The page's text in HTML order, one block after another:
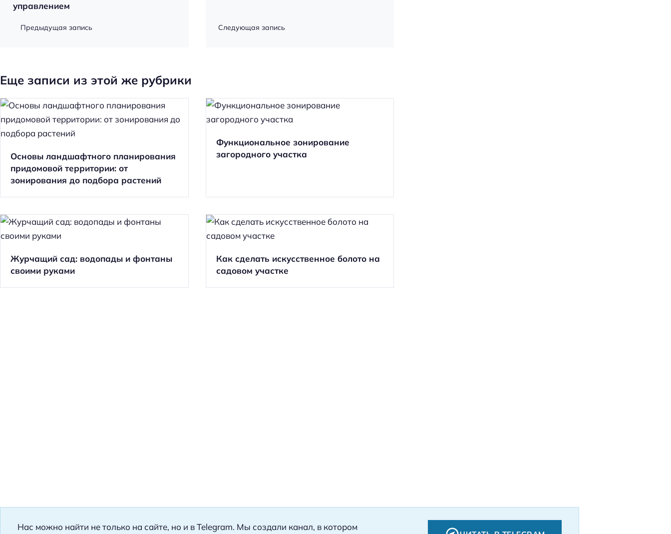
управлением
Предыдущая запись Следующая запись
Еще записи из этой же рубрики
Основы ландшафтного планирования
придомовой территории: от
зонирования до подбора растений
Функциональное зонирование
загородного участка
Журчащий сад: водопады и фонтаны
своими руками
Как сделать искусственное болото на
садовом участке
Нас можно найти не только на сайте, но и в Telegram. Мы создали канал, в котором